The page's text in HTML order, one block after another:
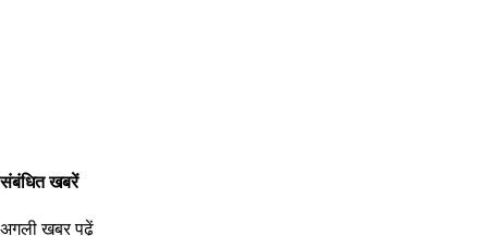
संबंधित खबरें
अगली खबर पढ़ें